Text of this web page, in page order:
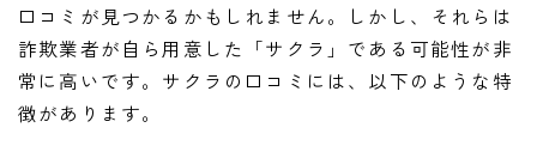
口コミが見つかるかもしれません。しかし、それらは
詐欺業者が自ら用意した「サクラ」である可能性が非
常に高いです。サクラの口コミには、以下のような特
徴があります。